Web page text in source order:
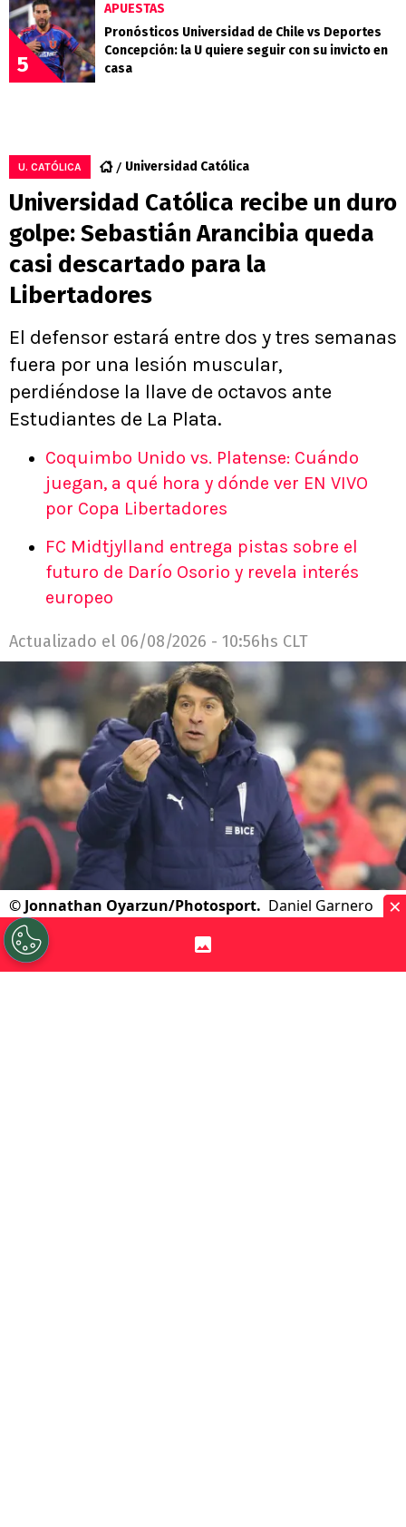
5
APUESTAS
Pronósticos Universidad de Chile vs Deportes
Concepción: la U quiere seguir con su invicto en
casa
U. CATÓLICA Universidad Católica
Universidad Católica recibe un duro
golpe: Sebastián Arancibia queda
casi descartado para la
Libertadores
El defensor estará entre dos y tres semanas
fuera por una lesión muscular,
perdiéndose la llave de octavos ante
Estudiantes de La Plata.
Coquimbo Unido vs. Platense: Cuándo
juegan, a qué hora y dónde ver EN VIVO
por Copa Libertadores
FC Midtjylland entrega pistas sobre el
futuro de Darío Osorio y revela interés
europeo
Actualizado el 06/08/2026 - 10:56hs CLT
© Jonnathan Oyarzun/Photosport. Daniel Garnero
suma un nuevo problema en un momento clave de la
temporada.
×